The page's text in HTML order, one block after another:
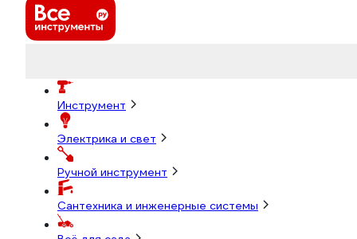
Инструмент
Электрика и свет
Ручной инструмент
Сантехника и инженерные системы